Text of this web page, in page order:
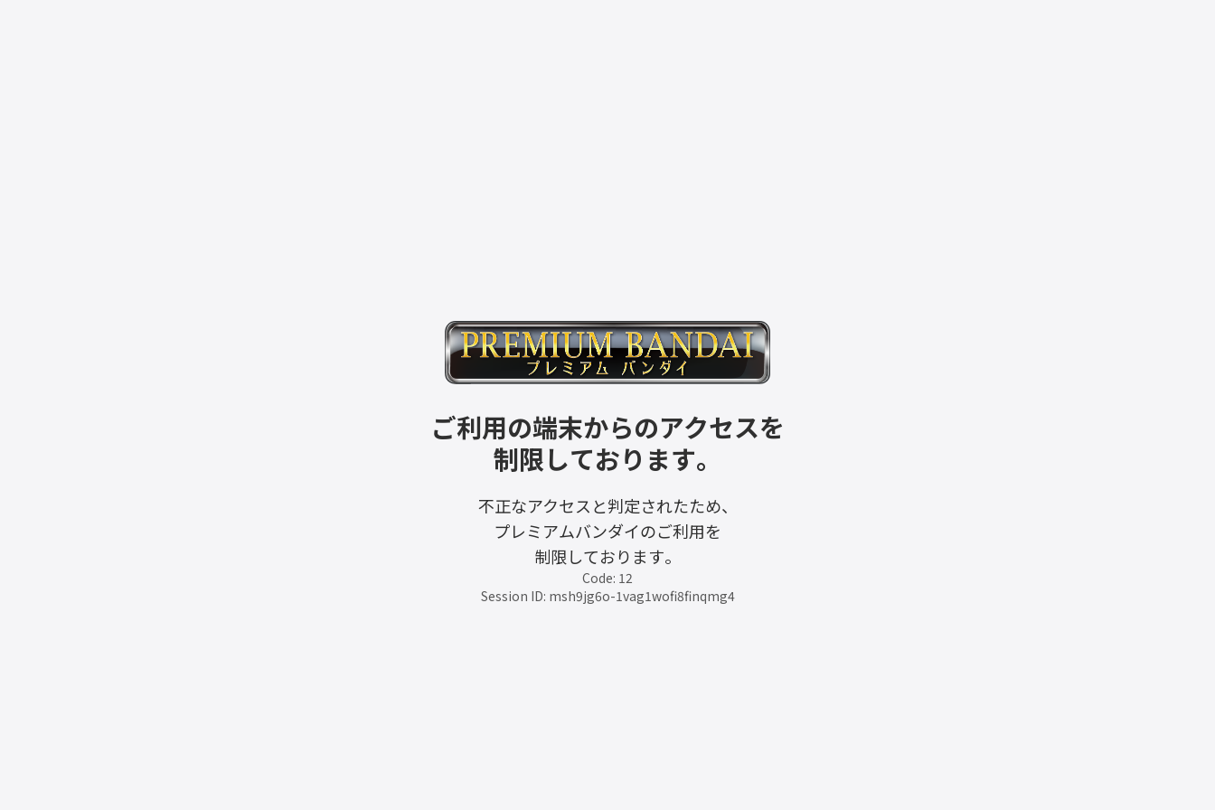
ご利用の端末からのアクセスを
制限しております。
不正なアクセスと判定されたため、
プレミアムバンダイのご利用を
制限しております。
Code: 12
Session ID: msh9jg6o-1vag1wofi8finqmg4